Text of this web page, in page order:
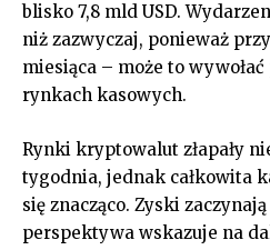
blisko 7,8 mld USD.
niż zazwyczaj, ponieważ
miesiąca – może to
rynkach kasowych.
Rynki kryptowalut złapały
tygodnia, jednak całkowita
się znacząco. Zyski
perspektywa wskazuje na